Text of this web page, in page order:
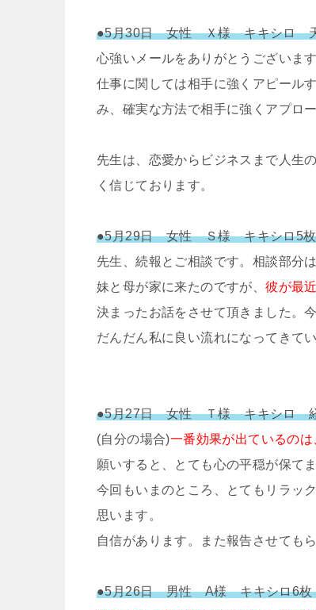
●5月30日 女性 Ｘ様 キキシロ
心強いメールをありがとうございま
仕事に関しては相手に強くアピール
み、確実な方法で相手に強くアプロ
先生は、恋愛からビジネスまで人生
く信じております。
●5月29日 女性 Ｓ様 キキシロ5
先生、続報とご相談です。相談部分
妹と母が家に来たのですが、彼が最
決まったお話をさせて頂きました。
だんだん私に良い流れになってきて
●5月27日 女性 Ｔ様 キキシロ
(自分の場合)一番効果が出ているの
願いすると、とても心の平穏が保て
今回もいまのところ、とてもリラッ
思います。
自信があります。また報告させても
●5月26日 男性 A様 キキシロ6